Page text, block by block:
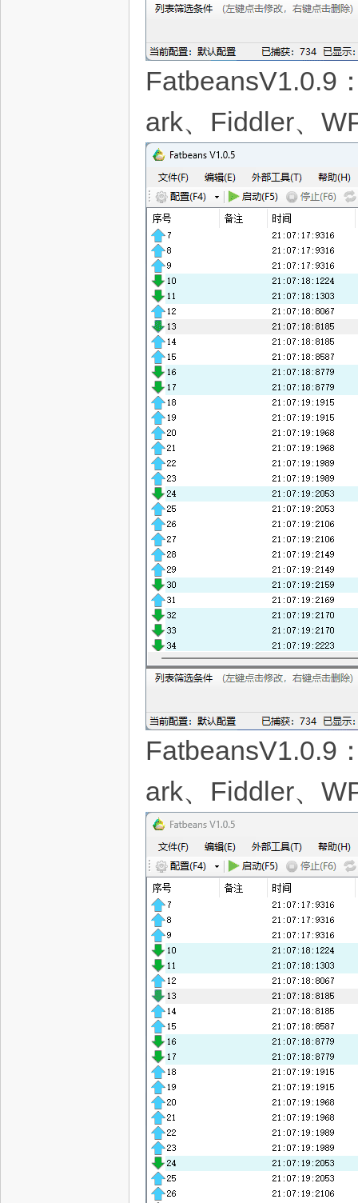
FatbeansV1.0.9
ark、Fiddler、
FatbeansV1.0.9
ark、Fiddler、